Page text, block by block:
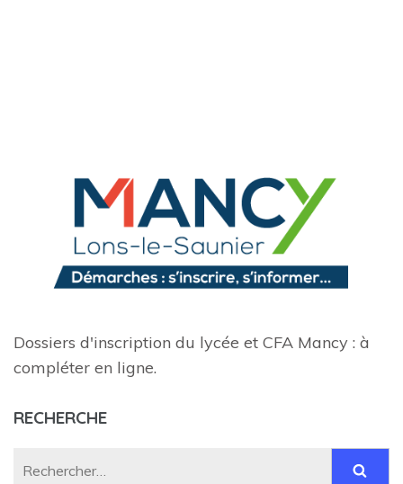
Dossiers d'inscription du lycée et CFA Mancy : à
compléter en ligne.
RECHERCHE
Rechercher :